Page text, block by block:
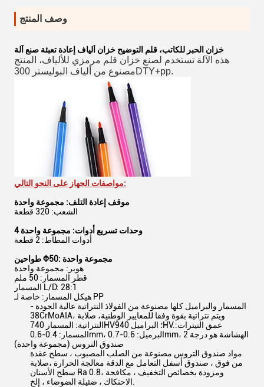
وصف المنتج
خزان الحبر للكاتب، قلم التوضيح خزان ألياف إعادة تعبئة صنع آلة
هذه الآلة تستخدم لصنع خزان قلم مرمزي للألياف، المنتج
مصنوع من ألياف البوليستر 300DTY+pp.
مواصفات الجهاز على النحو التالي:
موقف إعادة التلف: مجموعة واحدة
الشعب: 320 قطعة
4 وحدات تسريع أدوات: مجموعة واحدة
أدوات المطاط: 2 قطعة
طواحين Φ50: مجموعة واحدة
هوبر: مجموعة واحدة
قطر المسمار: 50 ملم
المسمار L/D: 28:1
هيكل المسمار: خاصة لـ PP
المسمار والبراميل كلها مصنوعة من الفولاذ النتراتية عالية الجودة -
38CrMoAIA، ويتم نتراتية بقوة وفقا للمعايير الوطنية، صلابة
النتراتية: المسمار 740HV؛ البراميل 940HV.عمق النيترات:
المسمار: 0.4-0.6mm، البرميل: 0.6-0.7mm، الهشاشة هو درجة 2
صندوق التروس (مجموعة واحدة)
مواد صندوق التروس مصنوعة من الصلب المصبوب ، سطح عقدة
من فوق ، صندوق أسفل التعامل مع الدقة معالجة الحرارة ،صلابة
سطح الأسنان Ra 0.8، ومزودة بخصائص التخفيف ، مكافحة
الاحتكاك ، ضئيلة الضوضاء ، إلخ.